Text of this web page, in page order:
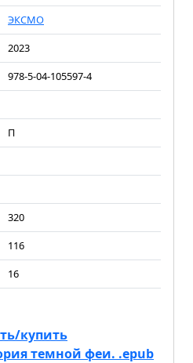
ЭКСМО
2023
978-5-04-105597-4
П
320
116
16
купить
темной феи. .epub